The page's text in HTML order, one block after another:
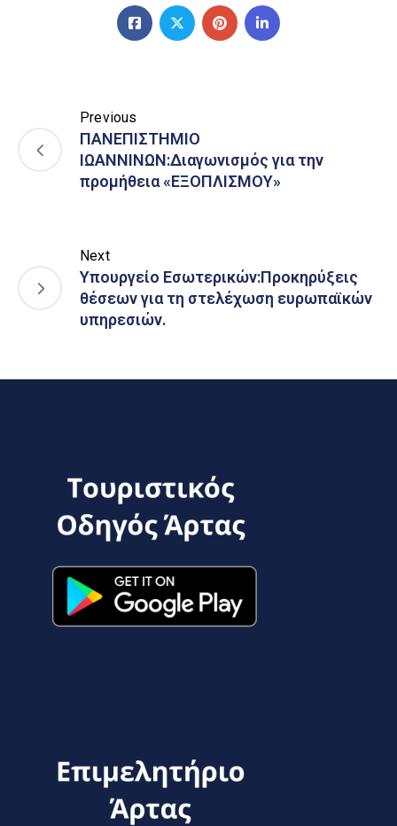
Previous
ΠΑΝΕΠΙΣΤΗΜΙΟ
ΙΩΑΝΝΙΝΩΝ:Διαγωνισμός για την
προμήθεια «ΕΞΟΠΛΙΣΜΟΥ»
Next
Υπουργείο Εσωτερικών:Προκηρύξεις
θέσεων για τη στελέχωση ευρωπαϊκών
υπηρεσιών.